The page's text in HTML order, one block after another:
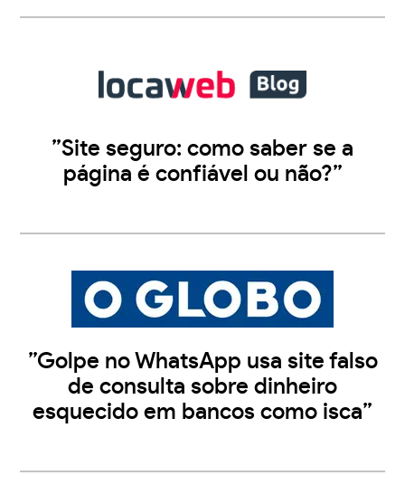
”Site seguro: como saber se a
página é confiável ou não?”
”Golpe no WhatsApp usa site falso
de consulta sobre dinheiro
esquecido em bancos como isca”